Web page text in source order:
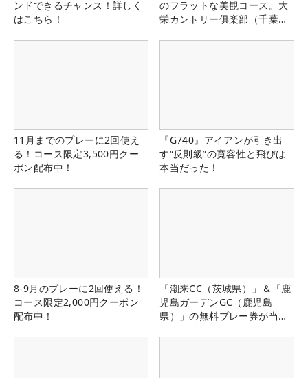
ンドできるチャンス！詳しく
はこちら！
のフラットな美観コース。大
栄カントリー俱楽部（千葉
11月までのプレーに2回使え
る！コース限定3,500円クー
ポン配布中！
『G740』アイアンが引き出
す“反則級”の寛容性と飛びは
本当だった！
8-9月のプレーに2回使える！
コース限定2,000円クーポン
配布中！
「潮来CC（茨城県）」＆「鹿
児島ガーデンGC（鹿児島
県）」の無料プレー券が当た